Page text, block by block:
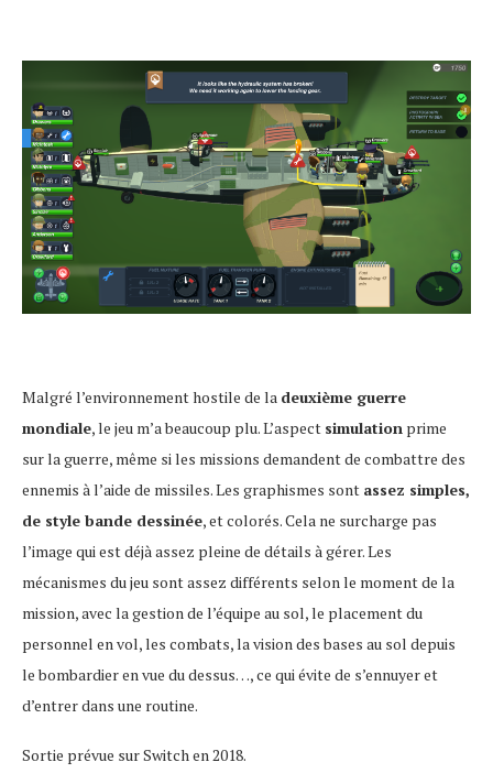
Malgré l’environnement hostile de la deuxième guerre
mondiale, le jeu m’a beaucoup plu. L’aspect simulation prime
sur la guerre, même si les missions demandent de combattre des
ennemis à l’aide de missiles. Les graphismes sont assez simples,
de style bande dessinée, et colorés. Cela ne surcharge pas
l’image qui est déjà assez pleine de détails à gérer. Les
mécanismes du jeu sont assez différents selon le moment de la
mission, avec la gestion de l’équipe au sol, le placement du
personnel en vol, les combats, la vision des bases au sol depuis
le bombardier en vue du dessus…, ce qui évite de s’ennuyer et
d’entrer dans une routine.
Sortie prévue sur Switch en 2018.